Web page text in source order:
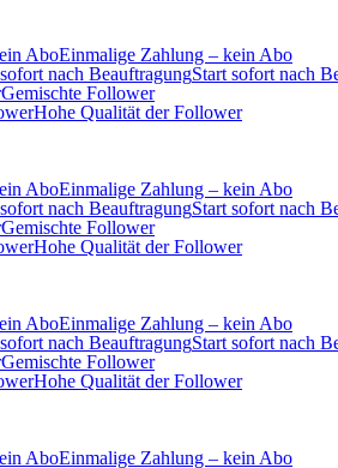
Einmalige Zahlung – kein Abo
Start sofort nach
Gemischte Follower
Hohe Qualität der Follower
Einmalige Zahlung – kein Abo
Start sofort nach
Gemischte Follower
Hohe Qualität der Follower
Einmalige Zahlung – kein Abo
Start sofort nach
Gemischte Follower
Hohe Qualität der Follower
Einmalige Zahlung – kein Abo